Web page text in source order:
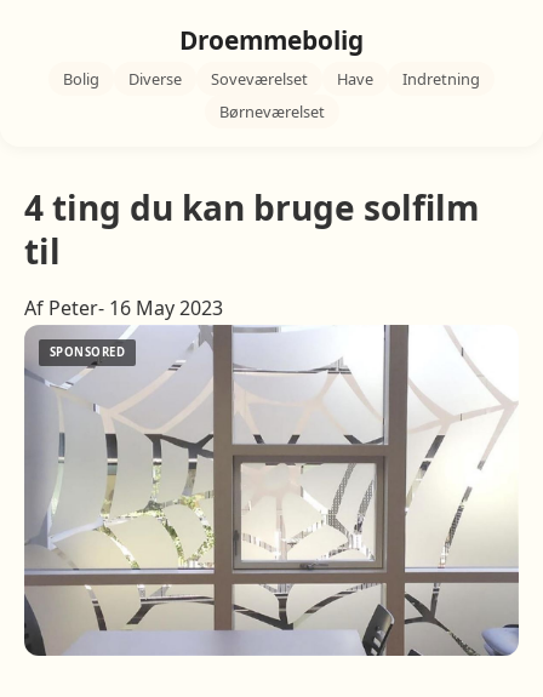
Droemmebolig
Bolig Diverse Soveværelset Have
Indretning
Børneværelset
4 ting du kan bruge solfilm
til
Af Peter- 16 May 2023